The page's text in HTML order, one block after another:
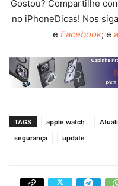
Gostou? Compartilhe
no iPhoneDicas! Nos
eFacebook; e
TAGS apple watch
segurança
update